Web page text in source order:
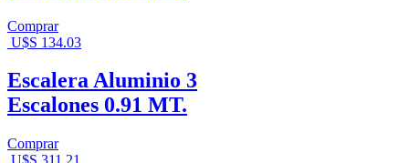
Comprar
U$S 134.03
Escalera Aluminio 3
Escalones 0.91 MT.
Comprar